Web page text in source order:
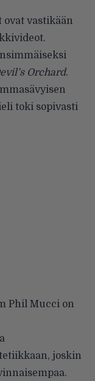
vastikään
Orchard.
toki sopivasti
Phil Mucci on
joskin